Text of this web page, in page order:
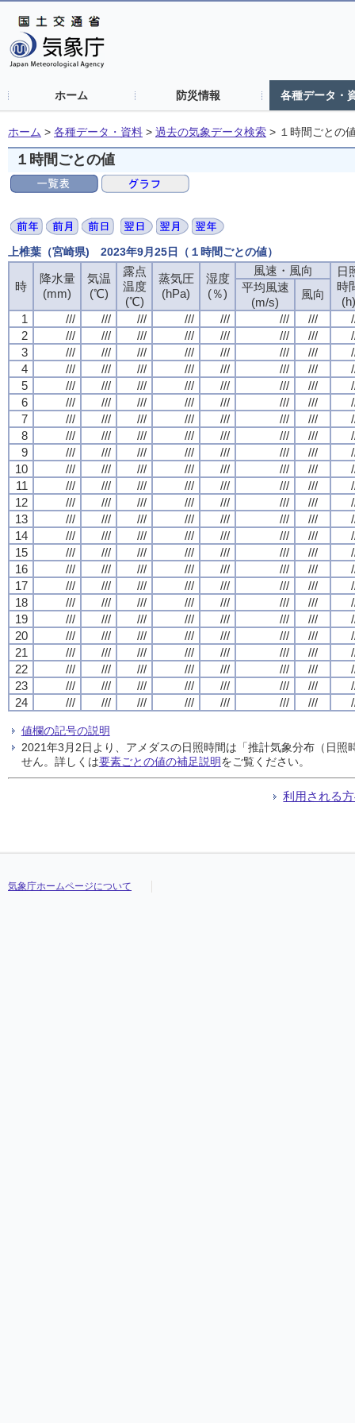
ホーム 防災情報 各種データ・
ホーム > 各種データ・資料 > 過去の気象データ検索 > １時間ごとの
１時間ごとの値
上椎葉（宮崎県) 2023年9月25日（１時間ごとの値）
時
降水量
(mm)
気温
(℃)
露点
温度
(℃)
蒸気圧
(hPa)
湿度
(％)
風速・風向
日
時
(h)
平均風速
(m/s)
風向
1
/// /// /// /// /// /// ///
2
/// /// /// /// /// /// ///
3
/// /// /// /// /// /// ///
4
/// /// /// /// /// /// ///
5
/// /// /// /// /// /// ///
6
/// /// /// /// /// /// ///
7
/// /// /// /// /// /// ///
8
/// /// /// /// /// /// ///
9
/// /// /// /// /// /// ///
10
/// /// /// /// /// /// ///
11
/// /// /// /// /// /// ///
12
/// /// /// /// /// /// ///
13
/// /// /// /// /// /// ///
14
/// /// /// /// /// /// ///
15
/// /// /// /// /// /// ///
16
/// /// /// /// /// /// ///
17
/// /// /// /// /// /// ///
18
/// /// /// /// /// /// ///
19
/// /// /// /// /// /// ///
20
/// /// /// /// /// /// ///
21
/// /// /// /// /// /// ///
22
/// /// /// /// /// /// ///
23
/// /// /// /// /// /// ///
24
/// /// /// /// /// /// ///
値欄の記号の説明
2021年3月2日より、アメダスの日照時間は「推計気象分布（日
せん。詳しくは要素ごとの値の補足説明をご覧ください。
利用される
気象庁ホームページについて